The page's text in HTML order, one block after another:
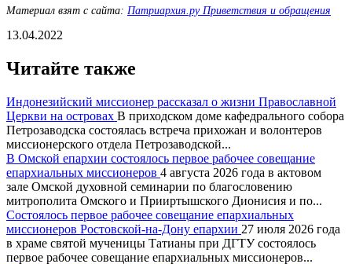
Материал взят с сайта: Патриархия.ру Приветствия и обращения
13.04.2022
Читайте также
Индонезийский миссионер рассказал о жизни Православной
Церкви на островах В приходском доме кафедрального собора
Петрозаводска состоялась встреча прихожан и волонтеров
миссионерского отдела Петрозаводской...
В Омской епархии состоялось первое рабочее совещание
епархиальных миссионеров 4 августа 2026 года в актовом
зале Омской духовной семинарии по благословению
митрополита Омского и Прииртышского Дионисия и по...
Состоялось первое рабочее совещание епархиальных
миссионеров Ростовской-на-Дону епархии 27 июля 2026 года
в храме святой мученицы Татианы при ДГТУ состоялось
первое рабочее совещание епархиальных миссионеров...